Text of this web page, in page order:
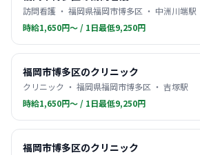
訪問看護 ・ 福岡県福岡市博多区 ・ 中洲川端駅
時給1,650円〜 / 1日最低9,250円
福岡市博多区のクリニック
クリニック ・ 福岡県福岡市博多区 ・ 吉塚駅
時給1,650円〜 / 1日最低9,250円
福岡市博多区のクリニック